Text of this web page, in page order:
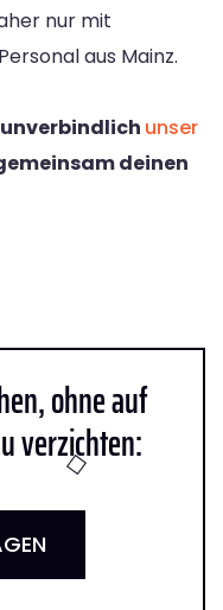
nur mit
aus Mainz.
unser
deinen
ohne auf
verzichten: